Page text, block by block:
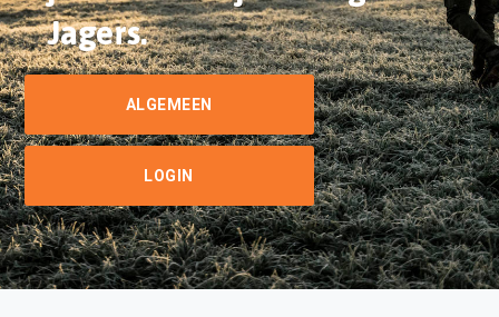
Jagers.
ALGEMEEN
LOGIN